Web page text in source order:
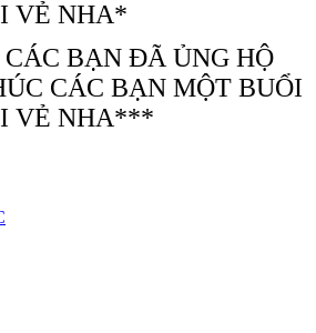
VẺ NHA*
BẠN ĐÃ ỦNG HỘ
CÁC BẠN MỘT BUỔI
VẺ NHA***